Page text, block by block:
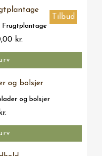
Tilbud
Frugtplantage
kr.
og bolsjer